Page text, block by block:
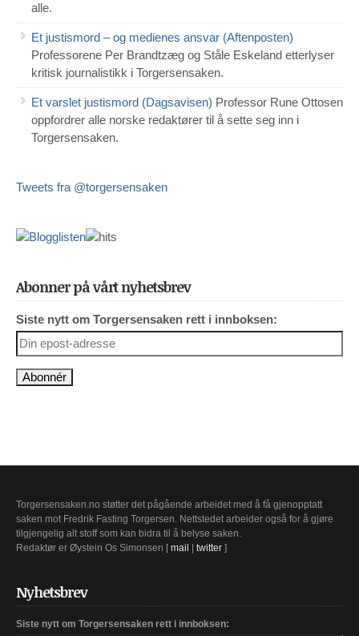
alle.
Et justismord – og medienes ansvar (Aftenposten)
Professorene Per Brandtzæg og Ståle Eskeland etterlyser
kritisk journalistikk i Torgersensaken.
Et varslet justismord (Dagsavisen) Professor Rune Ottosen
oppfordrer alle norske redaktører til å sette seg inn i
Torgersensaken.
Tweets fra @torgersensaken
Abonner på vårt nyhetsbrev
Siste nytt om Torgersensaken rett i innboksen:
Torgersensaken.no støtter det pågående arbeidet med å få gjenopptatt
saken mot Fredrik Fasting Torgersen. Nettstedet arbeider også for å gjøre
tilgjengelig alt stoff som kan bidra til å belyse saken.
Redaktør er Øystein Os Simonsen [ mail twitter ]
Nyhetsbrev
Siste nytt om Torgersensaken rett i innboksen: